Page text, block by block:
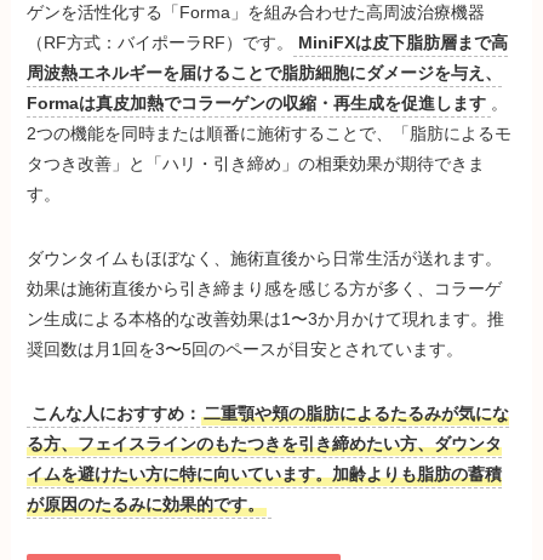
ゲンを活性化する「Forma」を組み合わせた高周波治療機器
（RF方式：バイポーラRF）です。
MiniFXは皮下脂肪層まで高
周波熱エネルギーを届けることで脂肪細胞にダメージを与え、
Formaは真皮加熱でコラーゲンの収縮・再生成を促進します 。
2つの機能を同時または順番に施術することで、「脂肪によるモ
タつき改善」と「ハリ・引き締め」の相乗効果が期待できま
す。
ダウンタイムもほぼなく、施術直後から日常生活が送れます。
効果は施術直後から引き締まり感を感じる方が多く、コラーゲ
ン生成による本格的な改善効果は1〜3か月かけて現れます。推
奨回数は月1回を3〜5回のペースが目安とされています。
こんな人におすすめ：二重顎や頬の脂肪によるたるみが気にな
る方、フェイスラインのもたつきを引き締めたい方、ダウンタ
イムを避けたい方に特に向いています。加齢よりも脂肪の蓄積
が原因のたるみに効果的です。